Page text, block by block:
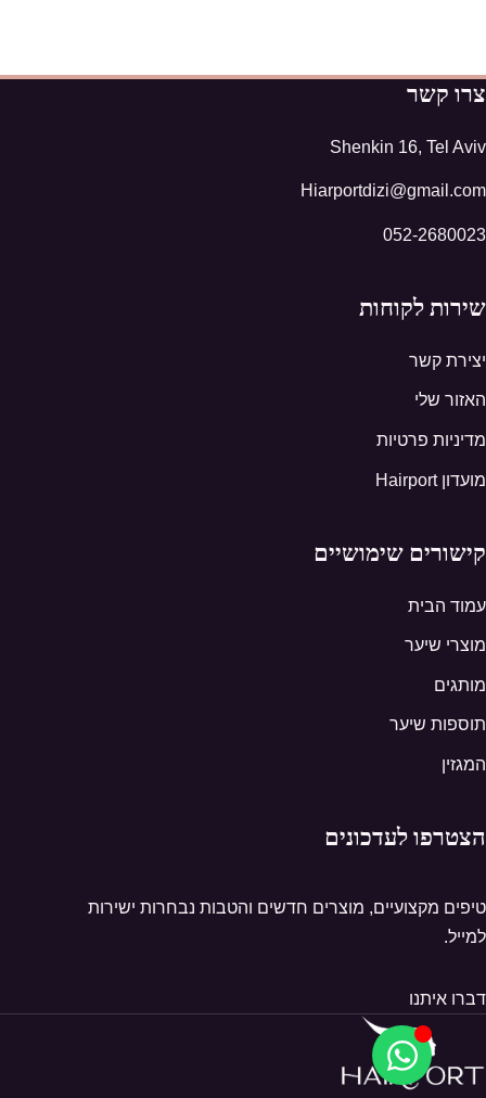
צרו קשר
Shenkin 16, Tel Aviv
Hiarportdizi@gmail.com
052-2680023
שירות לקוחות
יצירת קשר
האזור שלי
מדיניות פרטיות
מועדון Hairport
קישורים שימושיים
עמוד הבית
מוצרי שיער
מותגים
תוספות שיער
המגזין
הצטרפו לעדכונים
טיפים מקצועיים, מוצרים חדשים והטבות נבחרות ישירות
למייל.
דברו איתנו